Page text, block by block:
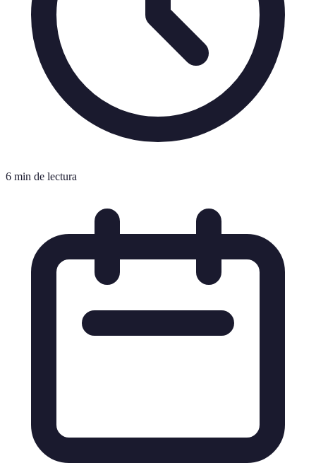
6 min de lectura